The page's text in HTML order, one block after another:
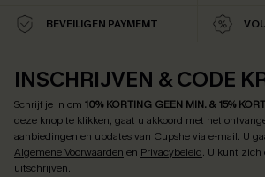
BEVEILIGEN PAYMEMT
INSCHRIJVEN & CODE
Schrijf je in om 10% KORTING GEEN MIN. & 15%
deze knop te klikken, gaat u akkoord met het
aanbiedingen en updates van Cupshe via e-mail. U
Algemene Voorwaarden en Privacybeleid. U kunt zich
uitschrijven.